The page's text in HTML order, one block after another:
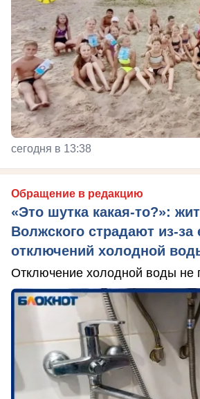
сегодня в 13:38
Обращение в редакцию
«Это шутка какая-то?»:
Волжского страдают
отключений холодной
Отключение холодной воды не